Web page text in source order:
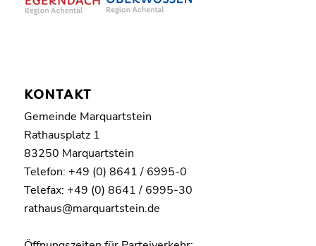
KONTAKT
Gemeinde Marquartstein
Rathausplatz 1
83250 Marquartstein
Telefon: +49 (0) 8641 / 6995-0
Telefax: +49 (0) 8641 / 6995-30
rathaus@marquartstein.de